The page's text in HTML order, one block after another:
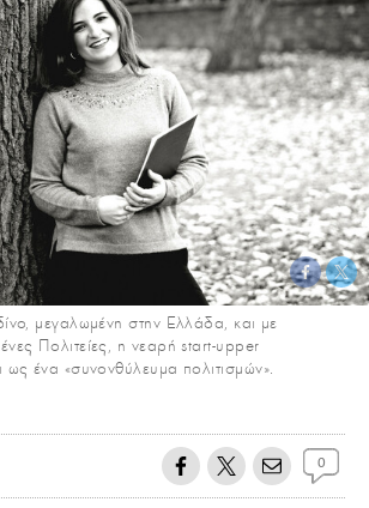
μεγαλωμένη στην Ελλάδα, και με
Πολιτείες, η νεαρή start-upper
ως ένα «συνονθύλευμα πολιτισμών».
0